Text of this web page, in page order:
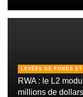
LEVÉES DE FONDS
RWA : le L2
millions de dollars